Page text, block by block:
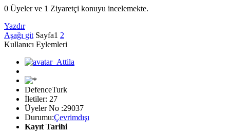
0 Üyeler ve 1 Ziyaretçi konuyu incelemekte.
Yazdır
Aşağı git Sayfa1 2
Kullanıcı Eylemleri
DefenceTurk
İletiler: 27
Üyeler No :29037
Durumu:Çevrimdışı
Kayıt Tarihi